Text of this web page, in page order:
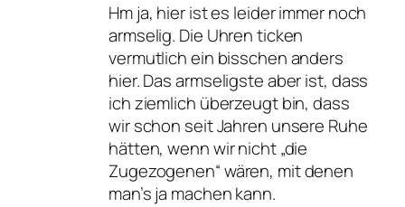
Hm ja, hier ist es leider immer noch
armselig. Die Uhren ticken
vermutlich ein bisschen anders
hier. Das armseligste aber ist, dass
ich ziemlich überzeugt bin, dass
wir schon seit Jahren unsere Ruhe
hätten, wenn wir nicht „die
Zugezogenen“ wären, mit denen
man’s ja machen kann.